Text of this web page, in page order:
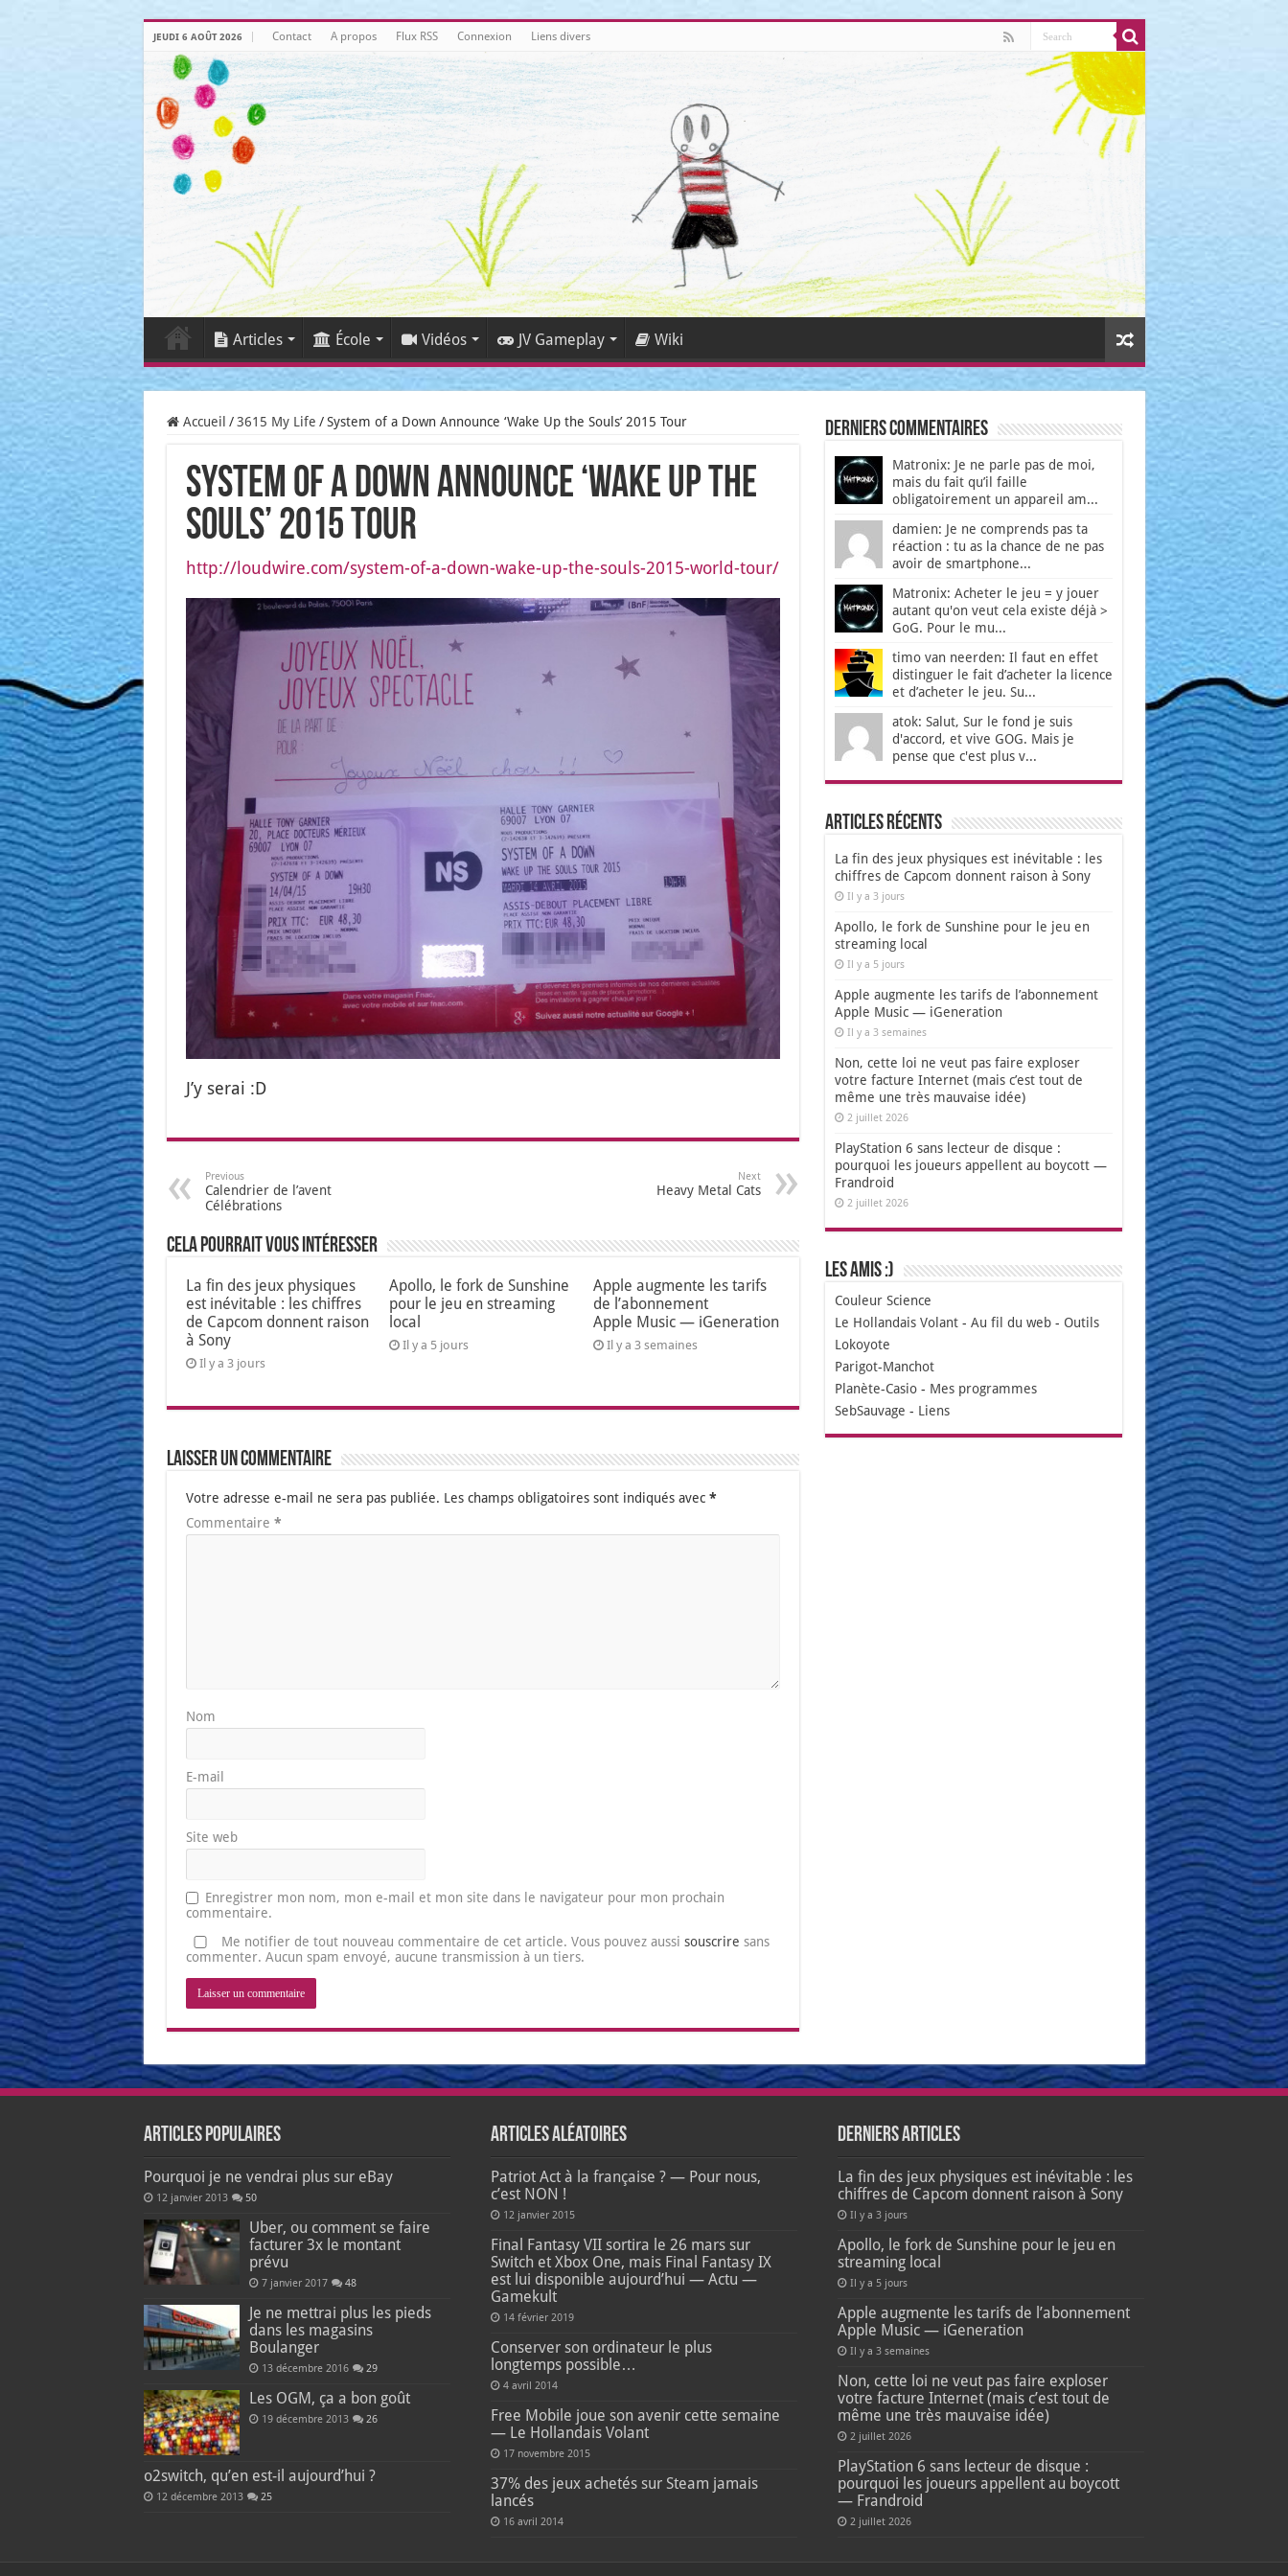
JEUDI 6 AOÛT 2026 Contact A propos Flux RSS Connexion Liens divers
Articles École Vidéos JV Gameplay Wiki
Accueil / 3615 My Life / System of a Down Announce ‘Wake Up the Souls’ 2015 Tour
System of a Down Announce ‘Wake Up the
Souls’ 2015 Tour
http://loudwire.com/system-of-a-down-wake-up-the-souls-2015-world-tour/
J’y serai :D
Previous
Calendrier de l’avent
Célébrations
Next
Heavy Metal Cats
Cela pourrait vous intéresser
La fin des jeux physiques
est inévitable : les chiffres
de Capcom donnent raison
à Sony
Il y a 3 jours
Apollo, le fork de Sunshine
pour le jeu en streaming
local
Il y a 5 jours
Apple augmente les tarifs
de l’abonnement
Apple Music — iGeneration
Il y a 3 semaines
Laisser un commentaire
Votre adresse e-mail ne sera pas publiée. Les champs obligatoires sont indiqués avec *
Commentaire *
Nom
E-mail
Site web
Enregistrer mon nom, mon e-mail et mon site dans le navigateur pour mon prochain
commentaire.
Me notifier de tout nouveau commentaire de cet article. Vous pouvez aussi souscrire sans
commenter. Aucun spam envoyé, aucune transmission à un tiers.
Derniers Commentaires
Matronix: Je ne parle pas de moi,
mais du fait qu’il faille
obligatoirement un appareil am...
damien: Je ne comprends pas ta
réaction : tu as la chance de ne pas
avoir de smartphone...
Matronix: Acheter le jeu = y jouer
autant qu'on veut cela existe déjà >
GoG. Pour le mu...
timo van neerden: Il faut en effet
distinguer le fait d’acheter la licence
et d’acheter le jeu. Su...
atok: Salut, Sur le fond je suis
d'accord, et vive GOG. Mais je
pense que c'est plus v...
Articles récents
La fin des jeux physiques est inévitable : les
chiffres de Capcom donnent raison à Sony
Il y a 3 jours
Apollo, le fork de Sunshine pour le jeu en
streaming local
Il y a 5 jours
Apple augmente les tarifs de l’abonnement
Apple Music — iGeneration
Il y a 3 semaines
Non, cette loi ne veut pas faire exploser
votre facture Internet (mais c’est tout de
même une très mauvaise idée)
2 juillet 2026
PlayStation 6 sans lecteur de disque :
pourquoi les joueurs appellent au boycott —
Frandroid
2 juillet 2026
Les amis :)
Couleur Science
Le Hollandais Volant- Au fil du web- Outils
Lokoyote
Parigot-Manchot
Planète-Casio- Mes programmes
SebSauvage - Liens
Articles populaires
Pourquoi je ne vendrai plus sur eBay
12 janvier 2013 50
Uber, ou comment se faire
facturer 3x le montant
prévu
7 janvier 2017 48
Je ne mettrai plus les pieds
dans les magasins
Boulanger
13 décembre 2016 29
Les OGM, ça a bon goût
19 décembre 2013 26
o2switch, qu’en est-il aujourd’hui ?
12 décembre 2013 25
Articles aléatoires
Patriot Act à la française ? — Pour nous,
c’est NON !
12 janvier 2015
Final Fantasy VII sortira le 26 mars sur
Switch et Xbox One, mais Final Fantasy IX
est lui disponible aujourd’hui — Actu —
Gamekult
14 février 2019
Conserver son ordinateur le plus
longtemps possible…
4 avril 2014
Free Mobile joue son avenir cette semaine
— Le Hollandais Volant
17 novembre 2015
37% des jeux achetés sur Steam jamais
lancés
16 avril 2014
Derniers articles
La fin des jeux physiques est inévitable : les
chiffres de Capcom donnent raison à Sony
Il y a 3 jours
Apollo, le fork de Sunshine pour le jeu en
streaming local
Il y a 5 jours
Apple augmente les tarifs de l’abonnement
Apple Music — iGeneration
Il y a 3 semaines
Non, cette loi ne veut pas faire exploser
votre facture Internet (mais c’est tout de
même une très mauvaise idée)
2 juillet 2026
PlayStation 6 sans lecteur de disque :
pourquoi les joueurs appellent au boycott
— Frandroid
2 juillet 2026